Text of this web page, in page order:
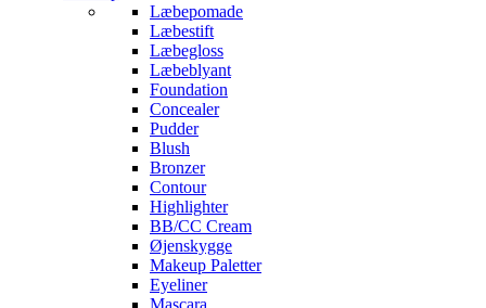
Læbepomade
Læbestift
Læbegloss
Læbeblyant
Foundation
Concealer
Pudder
Blush
Bronzer
Contour
Highlighter
BB/CC Cream
Øjenskygge
Makeup Paletter
Eyeliner
Mascara